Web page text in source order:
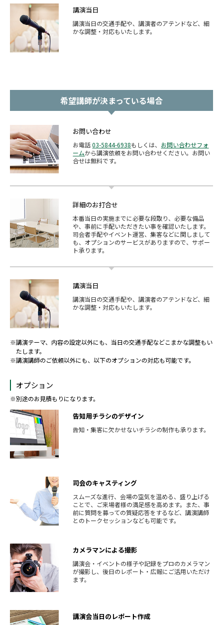
講演当日
講演当日の交通手配や、講演者のアテンドなど、細
かな調整・対応もいたします。
希望講師が決まっている場合
お問い合わせ
お電話03-5844-6938もしくは、 お問い合わせフォ
ームから講演依頼をお問い合わせください。お問い
合せは無料です。
詳細のお打合せ
本番当日の実施までに必要な段取り、必要な備品
や、事前に手配いただきたい事を確認いたします。
司会者手配やイベント運営、集客などに関しまして
も、オプションのサービスがありますので、サポー
ト承ります。
講演当日
講演当日の交通手配や、講演者のアテンドなど、細
かな調整・対応もいたします。
※講演テーマ、内容の設定以外にも、当日の交通手配などこまかな調整もい
たします。
※講演講師のご依頼以外にも、以下のオプションの対応も可能です。
オプション
※別途のお見積もりになります。
告知用チラシのデザイン
告知・集客に欠かせないチラシの制作も承ります。
司会のキャスティング
スムーズな進行、会場の空気を温める、盛り上げる
ことで、ご来場者様の満足感を高めます。また、事
前に質問を募っての質疑応答をするなど、講演講師
とのトークセッションなども可能です。
カメラマンによる撮影
講演会・イベントの様子や記録をプロのカメラマン
が撮影し、後日のレポート・広報にご活用いただけ
ます。
講演会当日のレポート作成